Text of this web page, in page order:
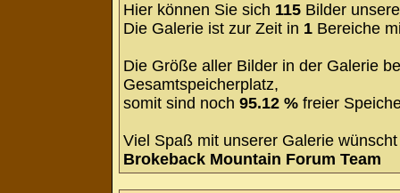
Hier können Sie sich 115 Bilder
Die Galerie ist zur Zeit in 1 Bereiche
Die Größe aller Bilder in der Galerie
Gesamtspeicherplatz,
somit sind noch 95.12 % freier
Viel Spaß mit unserer Galerie
Brokeback Mountain Forum Team